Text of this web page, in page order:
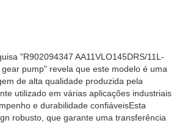
de Vickers
Rexroth
"R902094347 AA11VLO145DRS/11L-
pump" revela que este modelo é uma
de alta qualidade produzida pela
utilizado em várias aplicações industriais
e durabilidade confiáveisEsta
robusto, que garante uma transferência